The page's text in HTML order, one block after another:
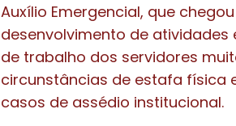
Auxílio Emergencial, que
desenvolvimento de atividades
de trabalho dos servidores
circunstâncias de estafa física
casos de assédio institucional.